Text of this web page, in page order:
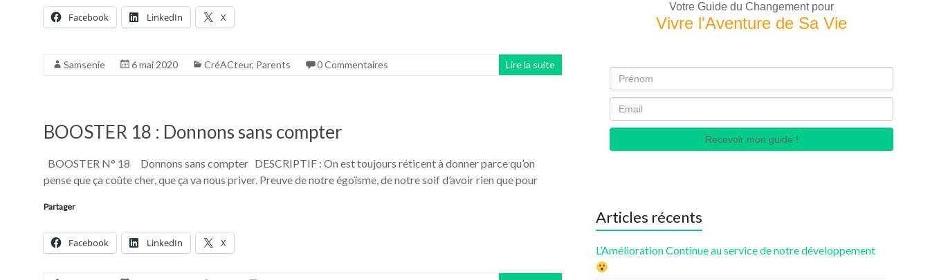
Facebook LinkedIn X
Samsenie 6 mai 2020 CréACteur, Parents 0 Commentaires Lire la suite
BOOSTER 18 : Donnons sans compter
BOOSTER N° 18 Donnons sans compter DESCRIPTIF : On est toujours réticent à donner parce qu’on
pense que ça coûte cher, que ça va nous priver. Preuve de notre égoïsme, de notre soif d’avoir rien que pour
Partager
Facebook LinkedIn X
Votre Guide du Changement pour
Vivre l'Aventure de Sa Vie
Recevoir mon guide !
Articles récents
L’Amélioration Continue au service de notre développement